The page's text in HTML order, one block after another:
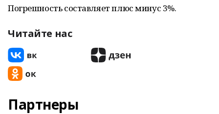
Погрешность составляет плюс минус 3%.
Читайте нас
Партнеры